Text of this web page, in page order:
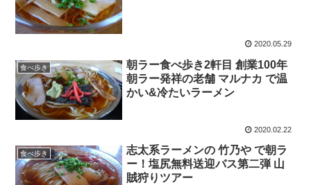
2020.05.29
食べ歩き
朝ラー食べ歩き2軒目 創業100年
朝ラー発祥の老舗 マルナカ で温
かい&冷たいラーメン
2020.02.22
食べ歩き
志太系ラーメンの 竹乃や で朝ラ
ー！塩尻無料送迎バス第二弾 山
賊狩りツアー